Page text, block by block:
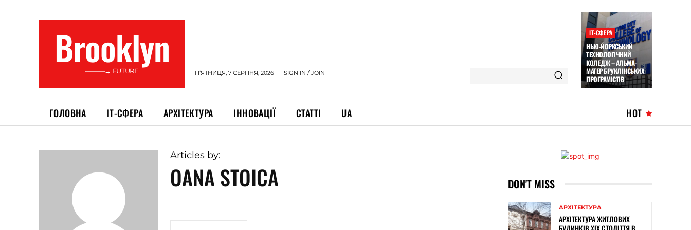
Brooklyn
———→ FUTURE П’ЯТНИЦЯ, 7 СЕРПНЯ, 2026 SIGN IN / JOIN
ІТ-СФЕРА
НЬЮ-ЙОРКСЬКИЙ
ТЕХНОЛОГІЧНИЙ
КОЛЕДЖ – АЛЬМА-
МАТЕР БРУКЛІНСЬКИХ
ПРОГРАМІСТІВ
ГОЛОВНА ІТ-СФЕРА АРХІТЕКТУРА ІННОВАЦІЇ СТАТТІ UA HOT
Articles by:
OANA STOICA DON'T MISS
АРХІТЕКТУРА
АРХІТЕКТУРА ЖИТЛОВИХ